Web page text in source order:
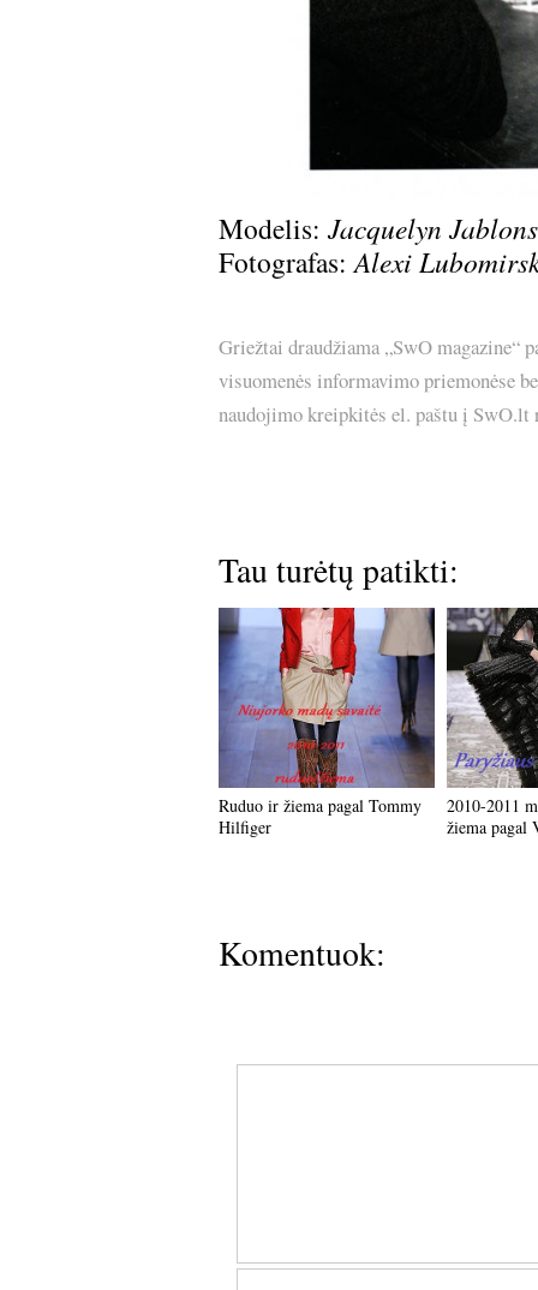
Modelis: Jacquelyn
Fotografas:Alexi
Griežtai draudžiama „SwO magazine“
visuomenės informavimo priemonėse
naudojimo kreipkitės el. paštu į
Tau turėtų patikti:
Ruduo ir žiema pagal Tommy
Hilfiger
2010-2011
žiema pagal
Komentuok: